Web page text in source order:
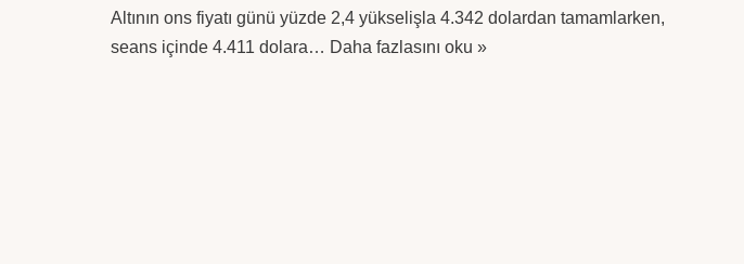
Altının ons fiyatı günü yüzde 2,4 yükselişla 4.342 dolardan tamamlarken,
seans içinde 4.411 dolara… Daha fazlasını oku »